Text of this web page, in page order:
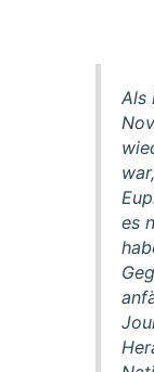
Als
es